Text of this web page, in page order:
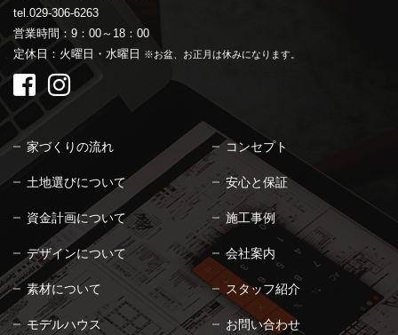
tel.029-306-6263
営業時間：9：00～18：00
定休日：火曜日・水曜日
※お盆、お正月は休みになります。
家づくりの流れ
土地選びについて
資金計画について
デザインについて
素材について
コンセプト
安心と保証
施工事例
会社案内
スタッフ紹介
モデルハウス お問い合わせ